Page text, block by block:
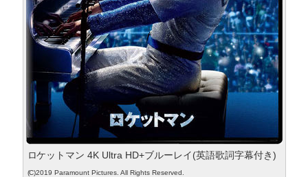
ロケットマン 4K Ultra HD+ブルーレイ(英語歌詞字幕付き)
(C)2019 Paramount Pictures. All Rights Reserved.